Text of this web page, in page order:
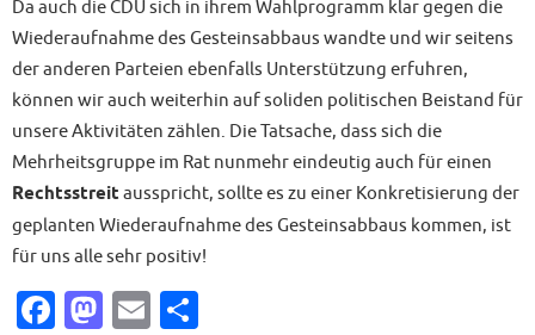
Da auch die CDU sich in ihrem Wahlprogramm klar gegen die
Wiederaufnahme des Gesteinsabbaus wandte und wir seitens
der anderen Parteien ebenfalls Unterstützung erfuhren,
können wir auch weiterhin auf soliden politischen Beistand für
unsere Aktivitäten zählen. Die Tatsache, dass sich die
Mehrheitsgruppe im Rat nunmehr eindeutig auch für einen
Rechtsstreit ausspricht, sollte es zu einer Konkretisierung der
geplanten Wiederaufnahme des Gesteinsabbaus kommen, ist
für uns alle sehr positiv!
Fa M E